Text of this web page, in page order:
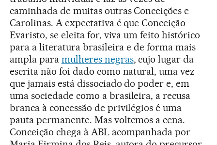
caminhada de muitas outras Conceições e
Carolinas. A expectativa é que Conceição
Evaristo, se eleita for, viva um feito histórico
para a literatura brasileira e de forma mais
ampla para mulheres negras, cujo lugar da
escrita não foi dado como natural, uma vez
que jamais está dissociado do poder e, em
uma sociedade como a brasileira, a recusa
branca à concessão de privilégios é uma
pauta permanente. Mas voltemos a cena.
Conceição chega à ABL acompanhada por